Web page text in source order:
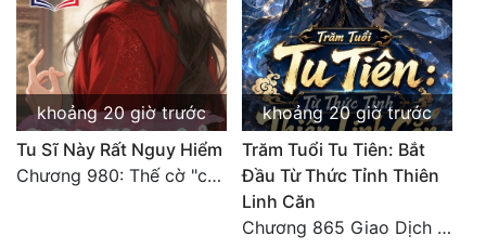
Đẹp Hiệp
Tính Cách Nhân Vật :
Cơ Trí
Sát Phạt Quyết Đoán
khoảng 20 giờ trước
Tu Sĩ Này Rất Nguy Hiểm
Chương 980: Thế cờ "chết đi sống"
khoảng 20 giờ trước
Trăm Tuổi Tu Tiên: Bắt
Đầu Từ Thức Tỉnh Thiên
Linh Căn
Chương 865 Giao Dịch Chí Cao Tiên Thuật!